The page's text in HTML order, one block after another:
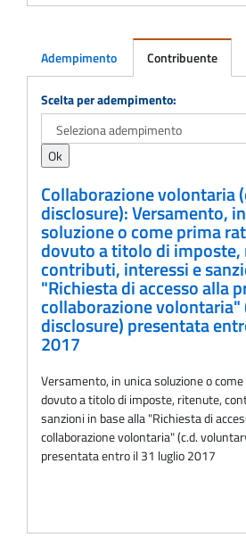
Adempimento Contribuente
Adempimento
Scelta per adempimento:
Collaborazione volontaria
disclosure): Versamento,
soluzione o come prima
dovuto a titolo di
contributi, interessi e
"Richiesta di accesso alla
collaborazione
disclosure) presentata
2017
Versamento, in unica soluzione o
dovuto a titolo di imposte, ritenute,
sanzioni in base alla "Richiesta di
collaborazione volontaria" (c.d.
presentata entro il 31 luglio 2017